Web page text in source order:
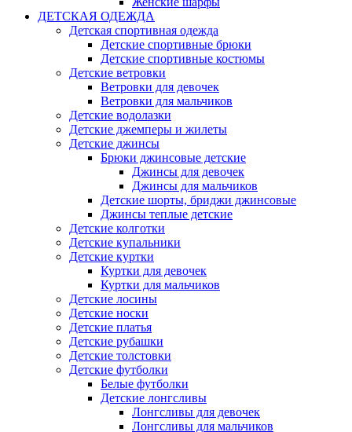
ДЕТСКАЯ ОДЕЖДА
Детская спортивная одежда
Детские спортивные брюки
Детские спортивные костюмы
Детские ветровки
Ветровки для девочек
Ветровки для мальчиков
Детские водолазки
Детские джемперы и жилеты
Детские джинсы
Брюки джинсовые детские
Джинсы для девочек
Джинсы для мальчиков
Детские шорты, бриджи джинсовые
Джинсы теплые детские
Детские колготки
Детские купальники
Детские куртки
Куртки для девочек
Куртки для мальчиков
Детские лосины
Детские носки
Детские платья
Детские рубашки
Детские толстовки
Детские футболки
Белые футболки
Детские лонгсливы
Лонгсливы для девочек
Лонгсливы для мальчиков